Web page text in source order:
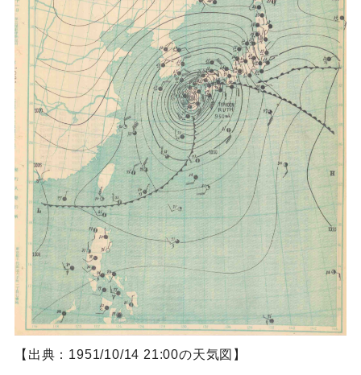
【出典：1951/10/14 21:00の天気図】